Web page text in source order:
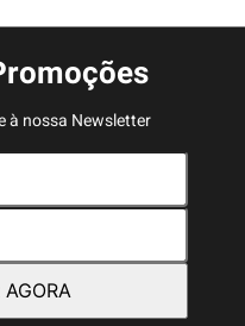
à nossa Newsletter